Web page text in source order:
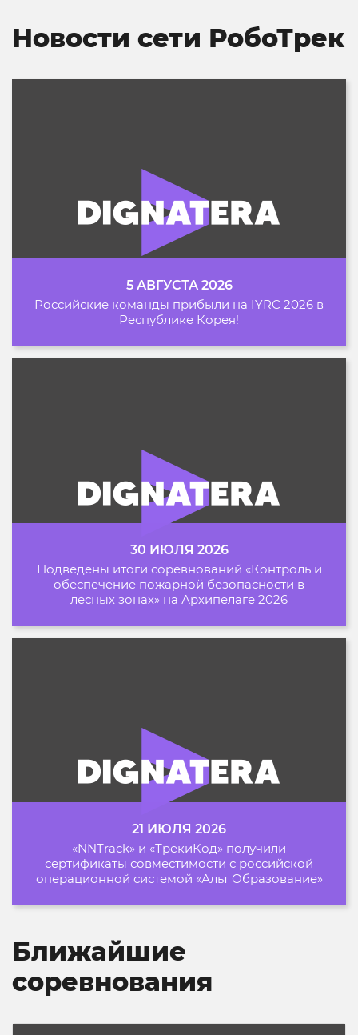
Новости сети РобоТрек
5 АВГУСТА 2026
Российские команды прибыли на IYRC 2026 в
Республике Корея!
30 ИЮЛЯ 2026
Подведены итоги соревнований «Контроль и
обеспечение пожарной безопасности в
лесных зонах» на Архипелаге 2026
21 ИЮЛЯ 2026
«NNTrack» и «ТрекиКод» получили
сертификаты совместимости с российской
операционной системой «Альт Образование»
Ближайшие
соревнования